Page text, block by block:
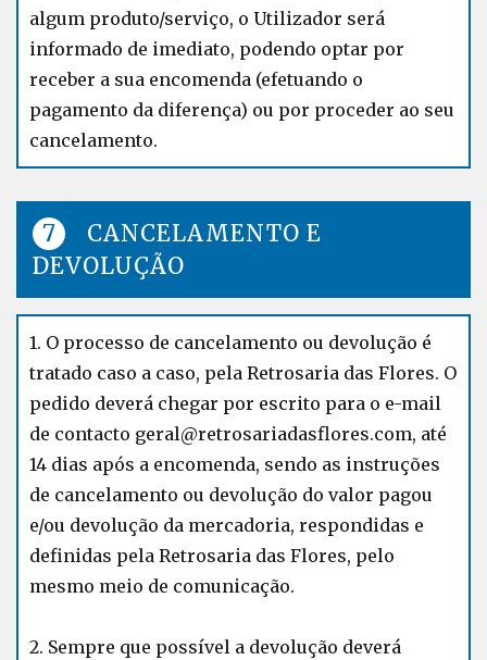
algum produto/serviço, o Utilizador será
informado de imediato, podendo optar por
receber a sua encomenda (efetuando o
pagamento da diferença) ou por proceder ao seu
cancelamento.
CANCELAMENTO E
DEVOLUÇÃO
1. O processo de cancelamento ou devolução é
tratado caso a caso, pela Retrosaria das Flores. O
pedido deverá chegar por escrito para o e-mail
de contacto geral@retrosariadasflores.com, até
14 dias após a encomenda, sendo as instruções
de cancelamento ou devolução do valor pagou
e/ou devolução da mercadoria, respondidas e
definidas pela Retrosaria das Flores, pelo
mesmo meio de comunicação.
2. Sempre que possível a devolução deverá